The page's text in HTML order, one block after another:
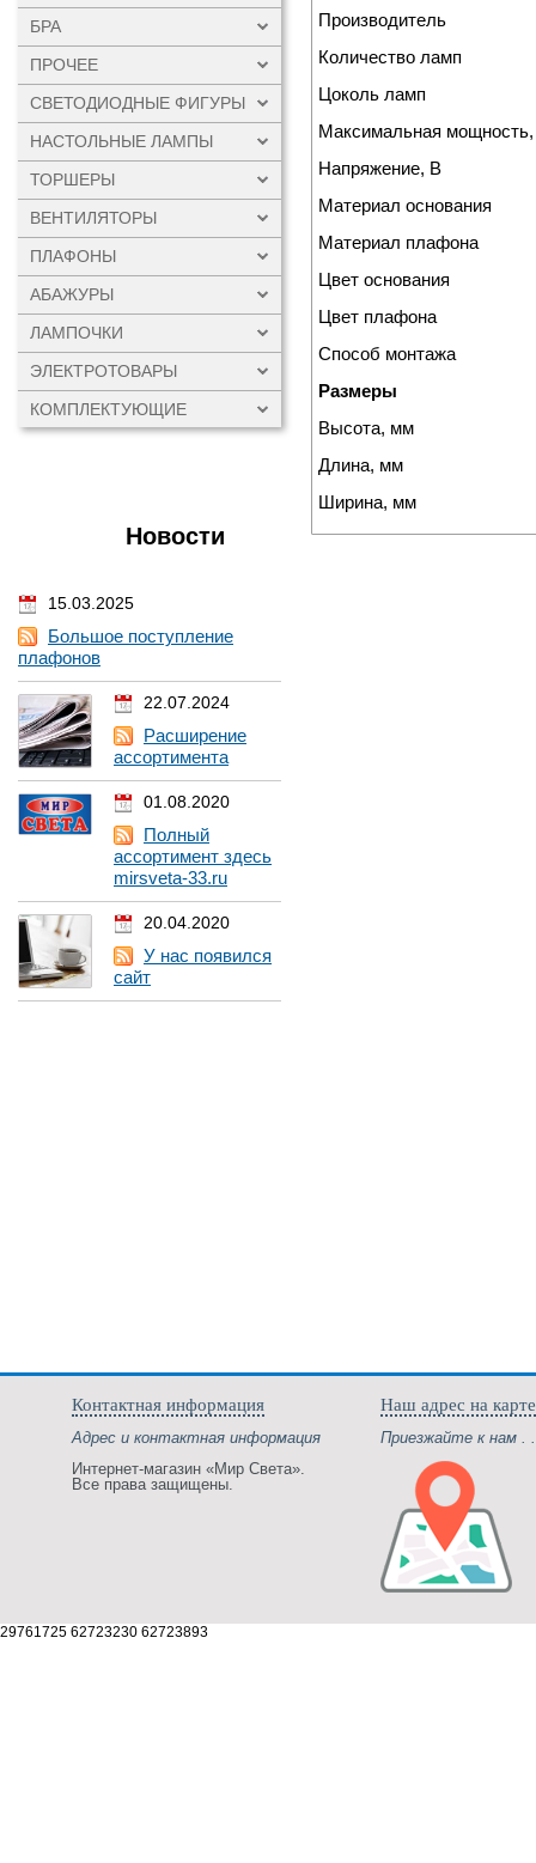
БРА
ПРОЧЕЕ
СВЕТОДИОДНЫЕ ФИГУРЫ
НАСТОЛЬНЫЕ ЛАМПЫ
ТОРШЕРЫ
ВЕНТИЛЯТОРЫ
ПЛАФОНЫ
АБАЖУРЫ
ЛАМПОЧКИ
ЭЛЕКТРОТОВАРЫ
КОМПЛЕКТУЮЩИЕ
Новости
15.03.2025
Большое поступление
плафонов
22.07.2024
Расширение
ассортимента
01.08.2020
Полный
ассортимент здесь
mirsveta-33.ru
20.04.2020
У нас появился
сайт
Производитель
Количество ламп
Цоколь ламп
Максимальная
Напряжение, В
Материал основания
Материал плафона
Цвет основания
Цвет плафона
Способ монтажа
Размеры
Высота, мм
Длина, мм
Ширина, мм
Контактная информация
Адрес и контактная информация
Интернет-магазин «Мир Света».
Все права защищены.
Наш адрес на карте
Приезжайте к нам .
29761725 62723230 62723893